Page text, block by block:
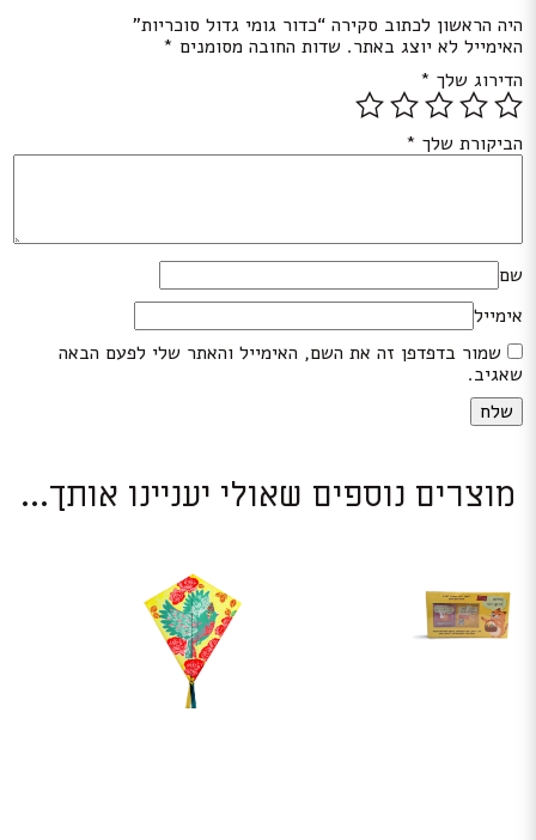
היה הראשון לכתוב סקירה “כדור גומי גדול סוכריות”
האימייל לא יוצג באתר. שדות החובה מסומנים *
הדירוג שלך *
הביקורת שלך *
שם
אימייל
שמור בדפדפן זה את השם, האימייל והאתר שלי לפעם הבאה
שאגיב.
מוצרים נוספים שאולי יעניינו אותך...